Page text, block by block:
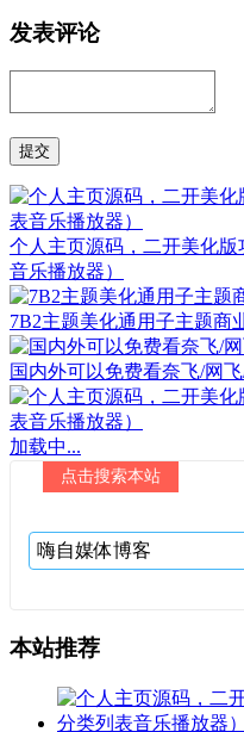
发表评论
个人主页源码，二开美化
音乐播放器）
7B2主题美化通用子主题商
国内外可以免费看奈飞/网
加载中...
点击搜索本站
本站推荐